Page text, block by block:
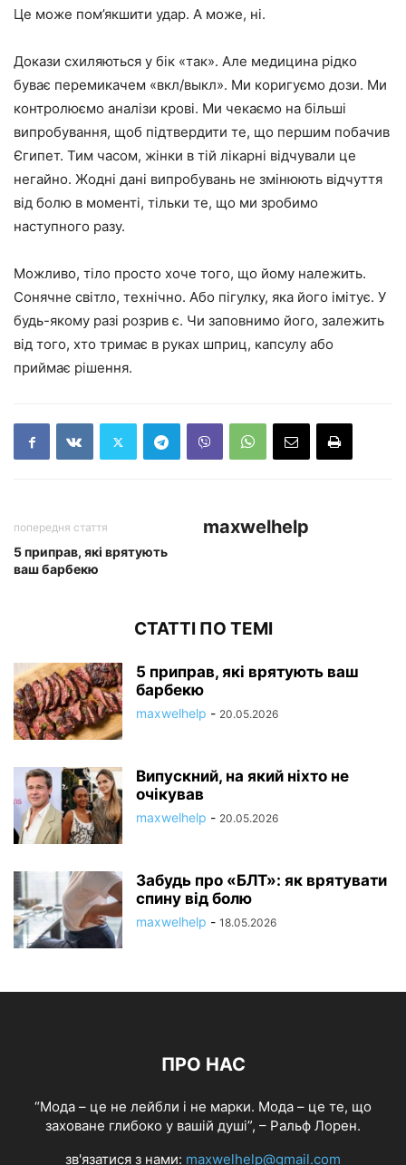
Це може пом’якшити удар. А може, ні.
Докази схиляються у бік «так». Але медицина рідко
буває перемикачем «вкл/выкл». Ми коригуємо дози. Ми
контролюємо аналізи крові. Ми чекаємо на більші
випробування, щоб підтвердити те, що першим побачив
Єгипет. Тим часом, жінки в тій лікарні відчували це
негайно. Жодні дані випробувань не змінюють відчуття
від болю в моменті, тільки те, що ми зробимо
наступного разу.
Можливо, тіло просто хоче того, що йому належить.
Сонячне світло, технічно. Або пігулку, яка його імітує. У
будь-якому разі розрив є. Чи заповнимо його, залежить
від того, хто тримає в руках шприц, капсулу або
приймає рішення.
попередня стаття
5 приправ, які врятують
ваш барбекю
maxwelhelp
СТАТТІ ПО ТЕМІ
5 приправ, які врятують ваш
барбекю
maxwelhelp - 20.05.2026
Випускний, на який ніхто не
очікував
maxwelhelp - 20.05.2026
Забудь про «БЛТ»: як врятувати
спину від болю
maxwelhelp - 18.05.2026
ПРО НАС
“Мода – це не лейбли і не марки. Мода – це те, що
заховане глибоко у вашій душі”, – Ральф Лорен.
зв'язатися з нами: maxwelhelp@gmail.com